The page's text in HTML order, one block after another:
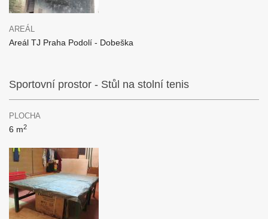
AREÁL
Areál TJ Praha Podolí - Dobeška
Sportovní prostor - Stůl na stolní tenis
PLOCHA
6 m2